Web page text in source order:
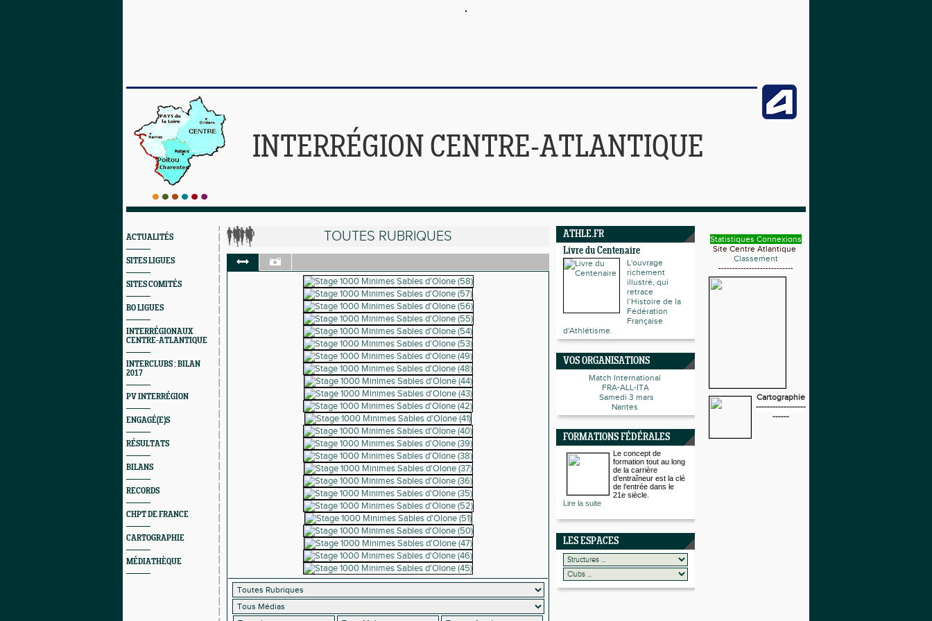
INTERRÉGION CENTRE-ATLANTIQUE
ACTUALITÉS
SITES LIGUES
SITES COMITÉS
BO LIGUES
INTERRÉGIONAUX
CENTRE-ATLANTIQUE
INTERCLUBS : BILAN
2017
PV INTERRÉGION
ENGAGÉ(E)S
RÉSULTATS
BILANS
RECORDS
CHPT DE FRANCE
CARTOGRAPHIE
MÉDIATHÈQUE
TOUTES RUBRIQUES
ATHLE.FR
Livre du Centenaire
L'ouvrage
richement
illustré, qui
retrace
l’Histoire de la
Fédération
Française
d'Athlétisme.
VOS ORGANISATIONS
Match International
FRA-ALL-ITA
Samedi 3 mars
Nantes
FORMATIONS FÉDÉRALES
Le concept de
formation tout au long
de la carrière
d’entraîneur est la clé
de l’entrée dans le
21e siècle.
Lire la suite
LES ESPACES
Statistiques Connexions
Site Centre Atlantique
Classement
---------------------------
Cartographie
------------------
------